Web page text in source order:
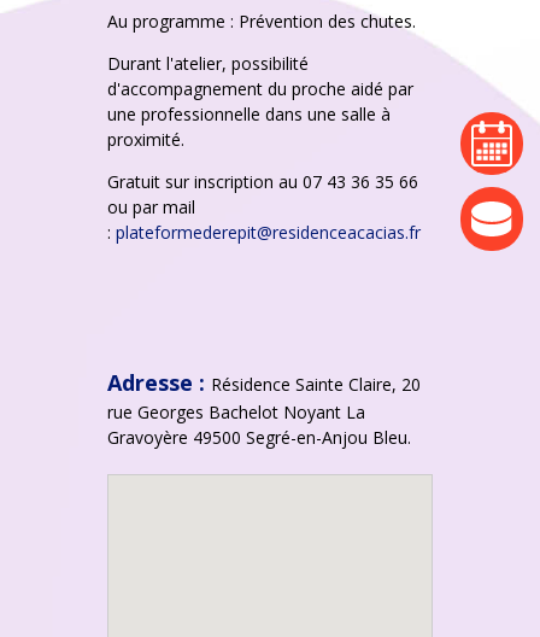
agenda
Au programme : Prévention des chutes.
Durant l'atelier, possibilité
d'accompagnement du proche aidé par
une professionnelle dans une salle à
proximité.
Gratuit sur inscription au 07 43 36 35 66
ou par mail
: plateformederepit@residenceacacias.fr
Adresse : Résidence Sainte Claire, 20
rue Georges Bachelot Noyant La
Gravoyère 49500 Segré-en-Anjou Bleu.